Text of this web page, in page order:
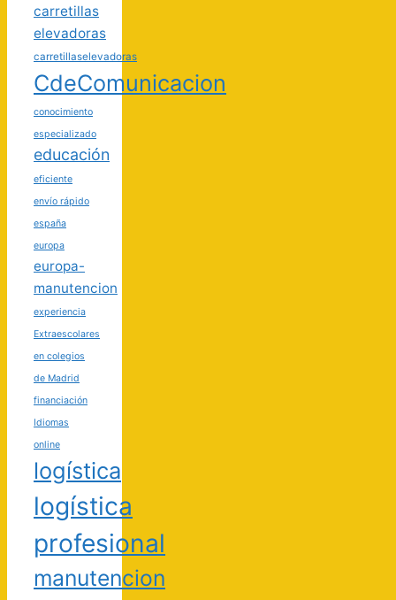
carretillas
elevadoras
carretillaselevadoras
CdeComunicacion
conocimiento
especializado
educación
eficiente
envío rápido
españa
europa
europa-
manutencion
experiencia
Extraescolares
en colegios
de Madrid
financiación
Idiomas
online
logística
logística
profesional
manutencion